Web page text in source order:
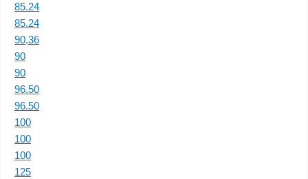
85.24
85.24
90,36
90
90
96.50
96.50
100
100
100
125